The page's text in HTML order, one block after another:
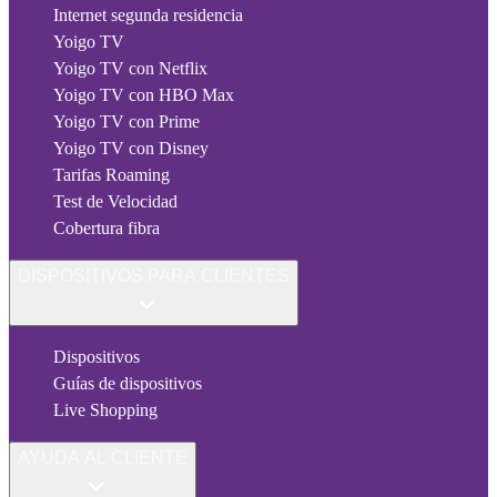
Internet segunda residencia
Yoigo TV
Yoigo TV con Netflix
Yoigo TV con HBO Max
Yoigo TV con Prime
Yoigo TV con Disney
Tarifas Roaming
Test de Velocidad
Cobertura fibra
Dispositivos
Guías de dispositivos
Live Shopping